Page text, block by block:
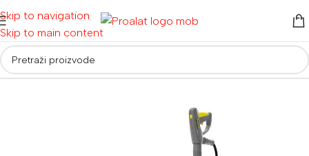
Skip to navigation
Skip to main content
Početna/ Alati za vrt i dom